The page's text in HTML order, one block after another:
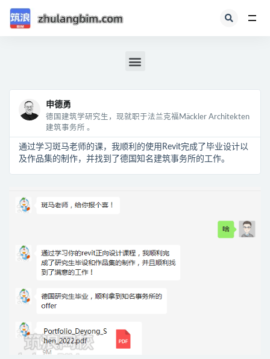
申德勇
德国建筑学研究生，现就职于法兰克福Mäckler Architekten
建筑事务所 。
通过学习斑马老师的课，我顺利的使用Revit完成了毕业设计以
及作品集的制作，并找到了德国知名建筑事务所的工作。